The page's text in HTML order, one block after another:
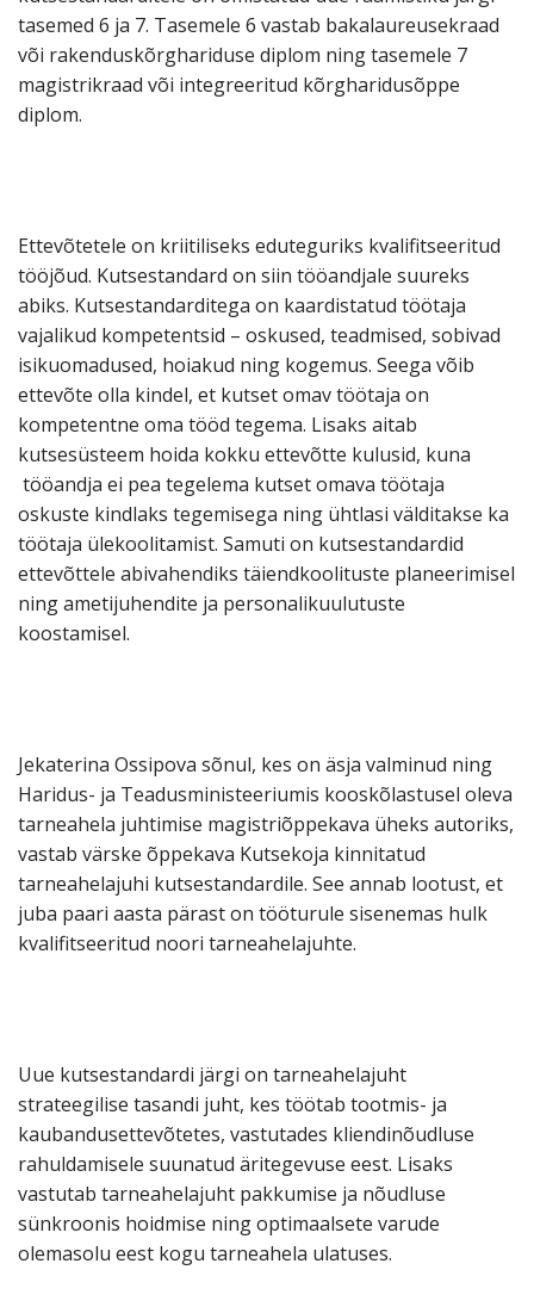
tasemed 6 ja 7. Tasemele 6 vastab bakalaureusekraad
või rakenduskõrghariduse diplom ning tasemele 7
magistrikraad või integreeritud kõrgharidusõppe
diplom.
Ettevõtetele on kriitiliseks eduteguriks kvalifitseeritud
tööjõud. Kutsestandard on siin tööandjale suureks
abiks. Kutsestandarditega on kaardistatud töötaja
vajalikud kompetentsid – oskused, teadmised, sobivad
isikuomadused, hoiakud ning kogemus. Seega võib
ettevõte olla kindel, et kutset omav töötaja on
kompetentne oma tööd tegema. Lisaks aitab
kutsesüsteem hoida kokku ettevõtte kulusid, kuna
tööandja ei pea tegelema kutset omava töötaja
oskuste kindlaks tegemisega ning ühtlasi välditakse ka
töötaja ülekoolitamist. Samuti on kutsestandardid
ettevõttele abivahendiks täiendkoolituste planeerimisel
ning ametijuhendite ja personalikuulutuste
koostamisel.
Jekaterina Ossipova sõnul, kes on äsja valminud ning
Haridus- ja Teadusministeeriumis kooskõlastusel oleva
tarneahela juhtimise magistriõppekava üheks autoriks,
vastab värske õppekava Kutsekoja kinnitatud
tarneahelajuhi kutsestandardile. See annab lootust, et
juba paari aasta pärast on tööturule sisenemas hulk
kvalifitseeritud noori tarneahelajuhte.
Uue kutsestandardi järgi on tarneahelajuht
strateegilise tasandi juht, kes töötab tootmis- ja
kaubandusettevõtetes, vastutades kliendinõudluse
rahuldamisele suunatud äritegevuse eest. Lisaks
vastutab tarneahelajuht pakkumise ja nõudluse
sünkroonis hoidmise ning optimaalsete varude
olemasolu eest kogu tarneahela ulatuses.